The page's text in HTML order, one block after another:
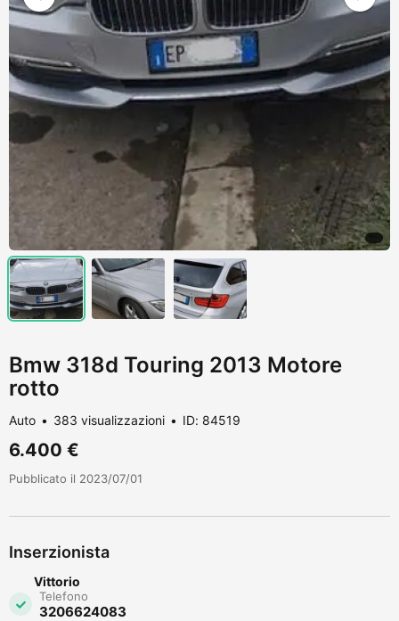
Bmw 318d Touring 2013 Motore
rotto
Auto 383 visualizzazioni ID: 84519
6.400 €
Pubblicato il 2023/07/01
Inserzionista
Vittorio
Telefono
3206624083